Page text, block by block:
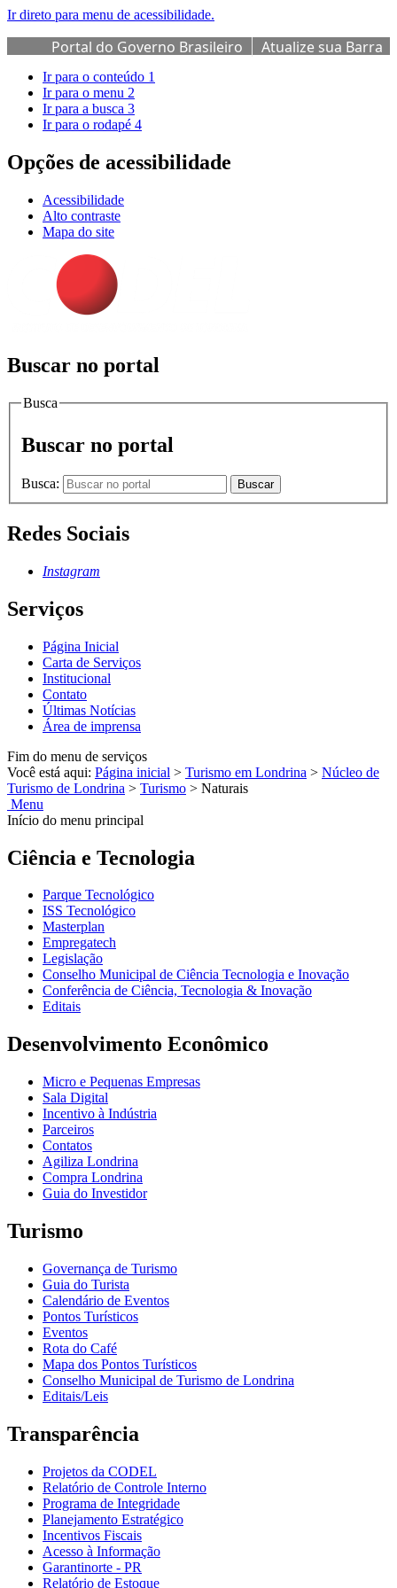
Ir direto para menu de acessibilidade.
Portal do Governo Brasileiro
Atualize sua Barra
de Governo
Ir para o conteúdo 1
Ir para o menu 2
Ir para a busca 3
Ir para o rodapé 4
Opções de acessibilidade
Acessibilidade
Alto contraste
Mapa do site
Buscar no portal
Busca
Buscar no portal
Busca: Buscar
Redes Sociais
Instagram
Serviços
Página Inicial
Carta de Serviços
Institucional
Contato
Últimas Notícias
Área de imprensa
Fim do menu de serviços
Você está aqui: Página inicial > Turismo em Londrina > Núcleo de
Turismo de Londrina > Turismo > Naturais
Menu
Início do menu principal
Ciência e Tecnologia
Parque Tecnológico
ISS Tecnológico
Masterplan
Empregatech
Legislação
Conselho Municipal de Ciência Tecnologia e Inovação
Conferência de Ciência, Tecnologia & Inovação
Editais
Desenvolvimento Econômico
Micro e Pequenas Empresas
Sala Digital
Incentivo à Indústria
Parceiros
Contatos
Agiliza Londrina
Compra Londrina
Guia do Investidor
Turismo
Governança de Turismo
Guia do Turista
Calendário de Eventos
Pontos Turísticos
Eventos
Rota do Café
Mapa dos Pontos Turísticos
Conselho Municipal de Turismo de Londrina
Editais/Leis
Transparência
Projetos da CODEL
Relatório de Controle Interno
Programa de Integridade
Planejamento Estratégico
Incentivos Fiscais
Acesso à Informação
Garantinorte - PR
Relatório de Estoque